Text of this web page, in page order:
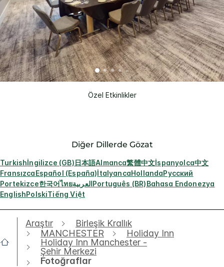
Özel Etkinlikler
Diğer Dillerde Gözat
Turkishİngilizce (GB)日本語Almanca繁體中文İspanyolca中文
FransızcaEspañol (España)İtalyancaHollandaРусский
Portekizce한국어ไทยالعربيةPortuguês (BR)Bahasa Endonezya
EnglishPolskiTiếng Việt
Araştır
Birleşik Krallık
MANCHESTER
Holiday Inn
Holiday Inn Manchester -
Şehir Merkezi
Fotoğraflar